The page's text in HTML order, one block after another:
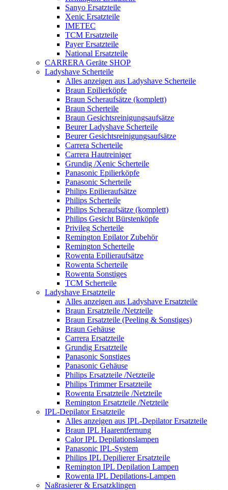
Sanyo Ersatzteile
Xenic Ersatzteile
IMETEC
TCM Ersatzteile
Payer Ersatzteile
National Ersatzteile
CARRERA Geräte SHOP
Ladyshave Scherteile
Alles anzeigen aus Ladyshave Scherteile
Braun Epilierköpfe
Braun Scheraufsätze (komplett)
Braun Scherteile
Braun Gesichtsreinigungsaufsätze
Beurer Ladyshave Scherteile
Beurer Gesichtsreinigungsaufsätze
Carrera Scherteile
Carrera Hautreiniger
Grundig /Xenic Scherteile
Panasonic Epilierköpfe
Panasonic Scherteile
Philips Epilieraufsätze
Philips Scherteile
Philips Scheraufsätze (komplett)
Philips Gesicht Bürstenköpfe
Privileg Scherteile
Remington Epilator Zubehör
Remington Scherteile
Rowenta Epilieraufsätze
Rowenta Scherteile
Rowenta Sonstiges
TCM Scherteile
Ladyshave Ersatzteile
Alles anzeigen aus Ladyshave Ersatzteile
Braun Ersatzteile /Netzteile
Braun Ersatzteile (Peeling & Sonstiges)
Braun Gehäuse
Carrera Ersatzteile
Grundig Ersatzteile
Panasonic Sonstiges
Panasonic Gehäuse
Philips Ersatzteile /Netzteile
Philips Trimmer Ersatzteile
Rowenta Ersatzteile /Netzteile
Remington Ersatzteile /Netzteile
IPL-Depilator Ersatzteile
Alles anzeigen aus IPL-Depilator Ersatzteile
Braun IPL Haarentfernung
Calor IPL Depilationslampen
Panasonic IPL-System
Philips IPL Depilierer Ersatzteile
Remington IPL Depilation Lampen
Rowenta IPL Depilations-Lampen
Naßrasierer & Ersatzklingen